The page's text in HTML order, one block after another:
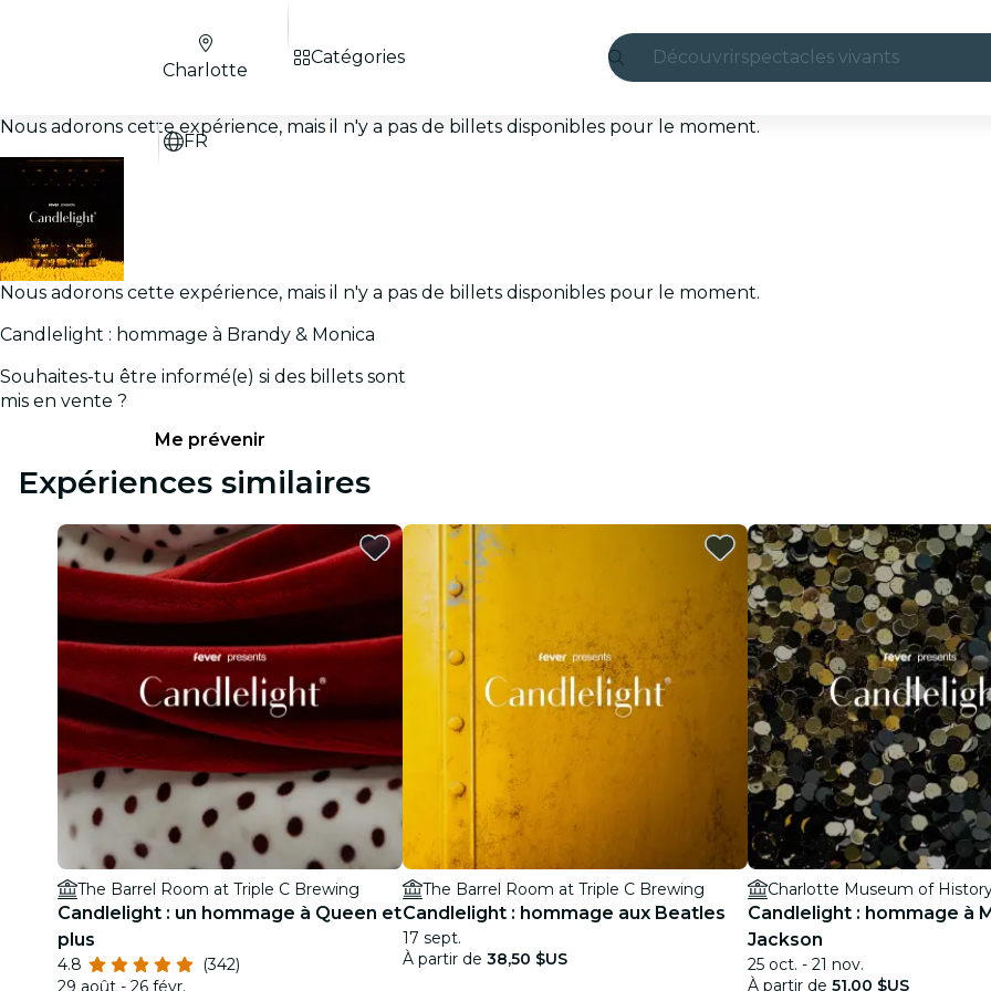
Découvrirspectacles vivants
São Paulo
restaurants
cinéma
Charlotte
FR
Catégories
Nous adorons cette expérience, mais il n'y a pas de billets disponibles pour le moment.
Nous adorons cette expérience, mais il n'y a pas de billets disponibles pour le moment.
Candlelight : hommage à Brandy & Monica
Souhaites-tu être informé(e) si des billets sont
mis en vente ?
Me prévenir
Expériences similaires
The Barrel Room at Triple C Brewing
Candlelight : un hommage à Queen et
plus
4.8
(342)
29 août - 26 févr.
The Barrel Room at Triple C Brewing
Candlelight : hommage aux Beatles
17 sept.
À partir de 38,50 $US
Charlotte Museum of
Candlelight : hommage à
Jackson
25 oct. - 21 nov.
À partir de 51,00 $US